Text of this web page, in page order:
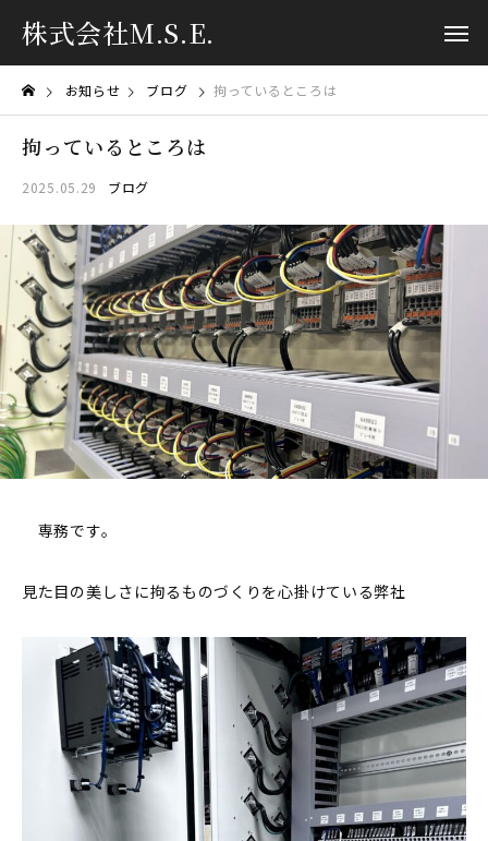
株式会社M.S.E.
お知らせ ブログ 拘っているところは
拘っているところは
2025.05.29 ブログ
専務です。
見た目の美しさに拘るものづくりを心掛けている弊社